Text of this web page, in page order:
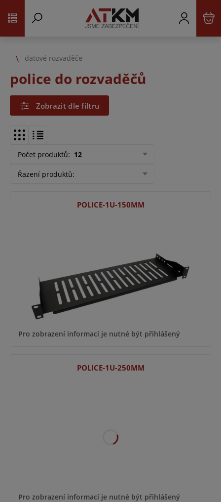
datové rozvaděče
police do rozvaděčů
Zobrazit dle filtru
Počet produktů: 12
Řazení produktů:
POLICE-1U-150MM
Pro zobrazení informací je nutné být přihlášený
POLICE-1U-250MM
Pro zobrazení informací je nutné být přihlášený